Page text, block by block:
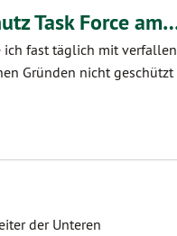
Task Force
ich fast täglich mit
Gründen nicht
der Unteren